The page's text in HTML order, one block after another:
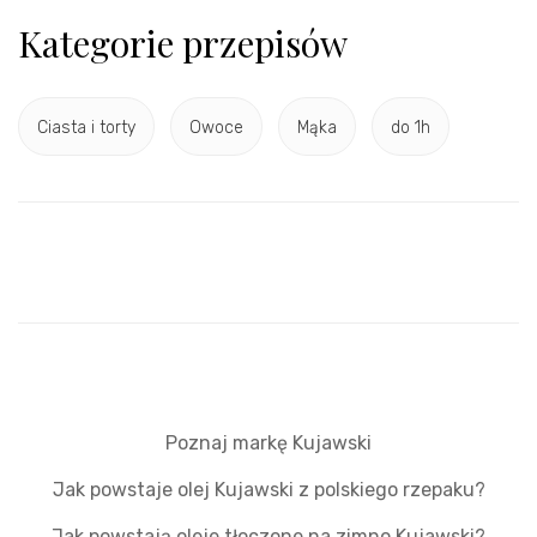
Kategorie przepisów
Ciasta i torty Owoce Mąka do 1h
Poznaj markę Kujawski
Jak powstaje olej Kujawski z polskiego rzepaku?